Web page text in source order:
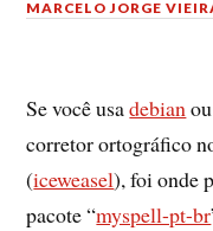
MARCELO JORGE
Se você usadebian
corretor ortográfico
(iceweasel), foi onde
pacote “myspell-pt-br